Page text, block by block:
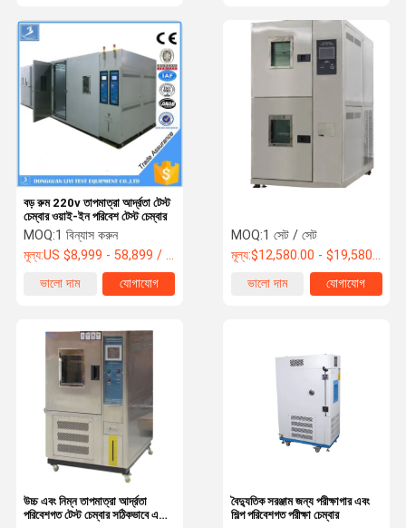
বাড়ি
MOQ:1 সেট / সেট
মূল্য:$12,580.00 - $19,580.00/ Set
ভালো দাম
যোগাযোগ
বড় রুম 220v তাপমাত্রা আর্দ্রতা টেস্ট
চেম্বার ওয়াই-ইন পরিবেশ টেস্ট চেম্বার
MOQ:1 বিন্যাস করুন
মূল্য:US $8,999 - 58,899 / Set
ভালো দাম
যোগাযোগ
বৈদ্যুতিক সরঞ্জাম জন্য পরীক্ষাগার এবং
শিল্প পরিবেশগত পরীক্ষা চেম্বার
উচ্চ এবং নিম্ন তাপমাত্রা আর্দ্রতা
পরিবেশগত টেস্ট চেম্বার সঠিকভাবে এবং